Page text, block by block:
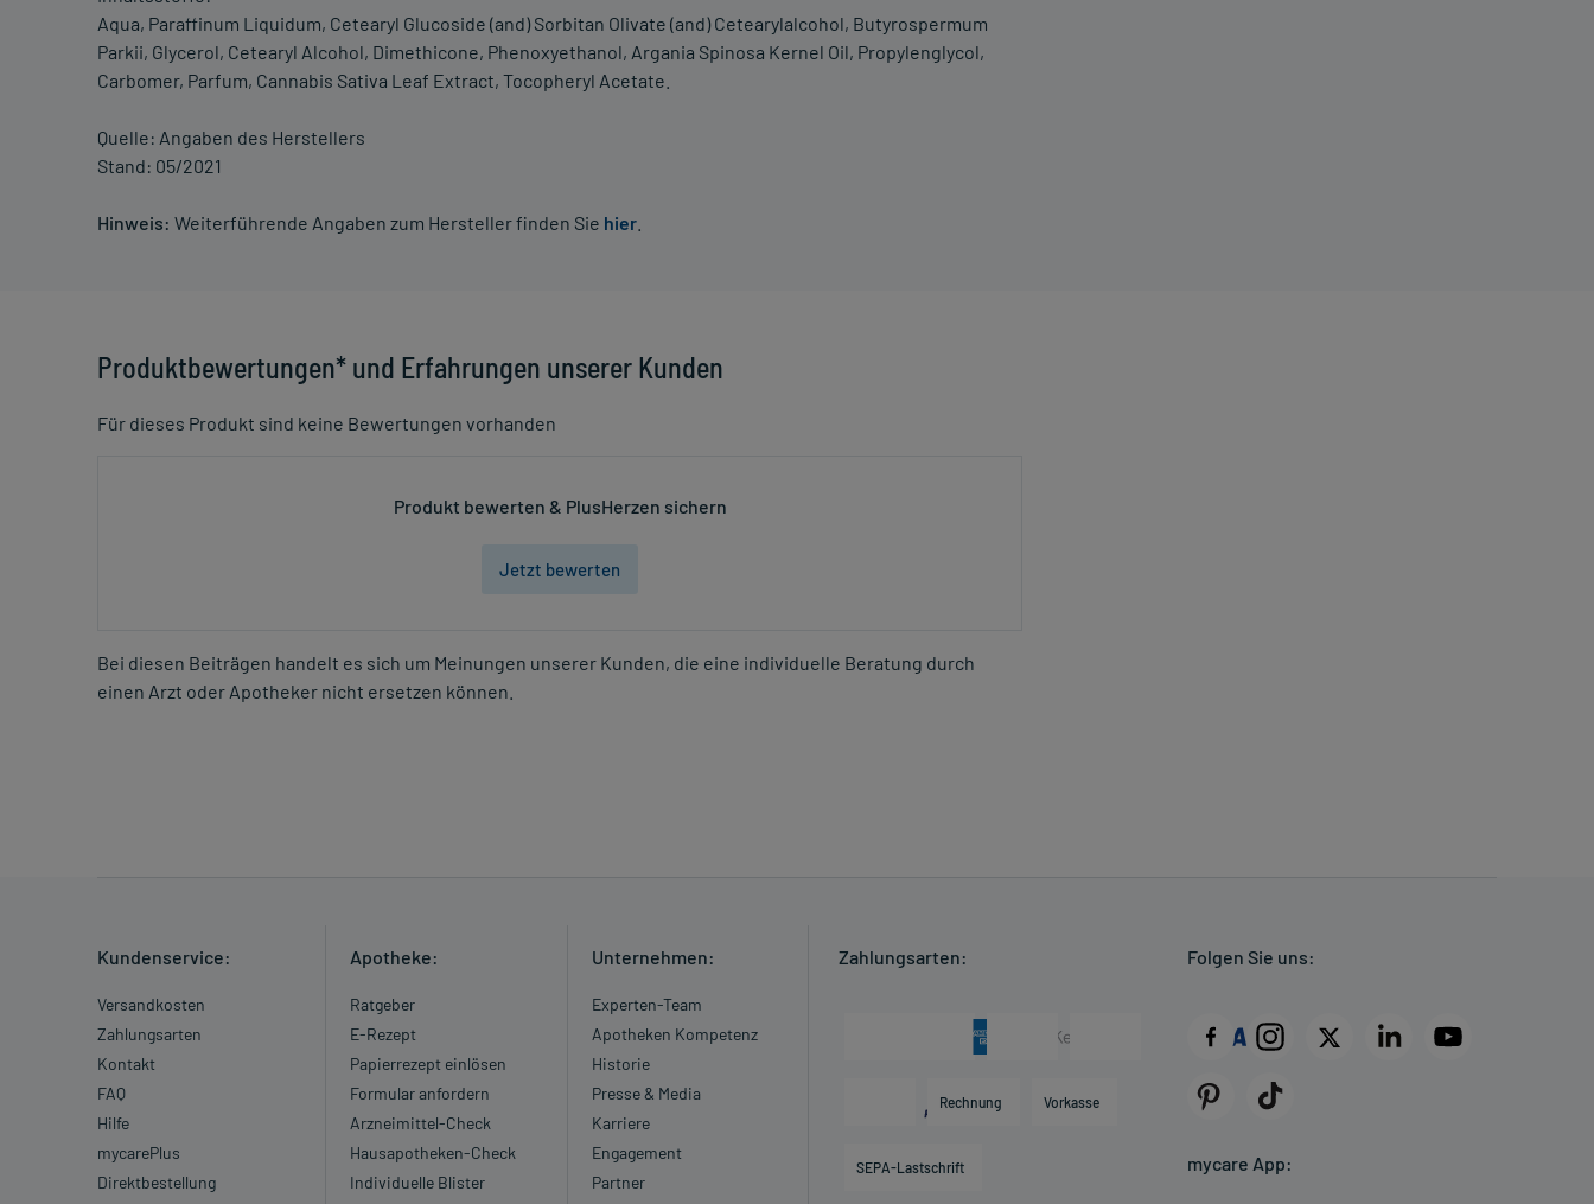
Aqua, Paraffinum Liquidum, Cetearyl Glucoside (and) Sorbitan Olivate (and) Cetearylalcohol, Butyrospermum
Parkii, Glycerol, Cetearyl Alcohol, Dimethicone, Phenoxyethanol, Argania Spinosa Kernel Oil, Propylenglycol,
Carbomer, Parfum, Cannabis Sativa Leaf Extract, Tocopheryl Acetate.
Quelle: Angaben des Herstellers
Stand: 05/2021
Hinweis: Weiterführende Angaben zum Hersteller finden Sie hier
Produktbewertungen* und Erfahrungen unserer Kunden
Für dieses Produkt sind keine Bewertungen vorhanden
Produkt bewerten & PlusHerzen sichern
Jetzt bewerten
Bei diesen Beiträgen handelt es sich um Meinungen unserer Kunden, die eine individuelle Beratung durch
einen Arzt oder Apotheker nicht ersetzen können.
Kundenservice:
Versandkosten
Zahlungsarten
Kontakt
FAQ
Hilfe
mycarePlus
Direktbestellung
Apotheke:
Ratgeber
E-Rezept
Papierrezept einlösen
Formular anfordern
Arzneimittel-Check
Hausapotheken-Check
Individuelle Blister
Unternehmen:
Experten-Team
Apotheken Kompetenz
Historie
Presse & Media
Karriere
Engagement
Partner
Zahlungsarten:
Rechnung Vorkasse
SEPA-Lastschrift
Folgen Sie uns:
mycare App: